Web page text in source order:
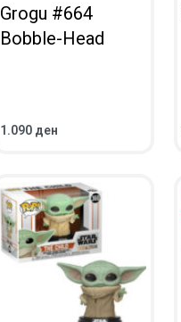
Grogu #664
Bobble-Head
1.090 ден
ВО КОШНИЧКА